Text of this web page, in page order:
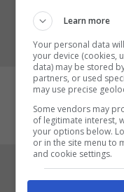
Informate a
quando non si
Learn more
Your personal data
your device (cookies,
data) may be stored
partners, or used
may use precise
Some vendors may
of legitimate interest,
your options below.
or in the site menu to
and cookie settings.